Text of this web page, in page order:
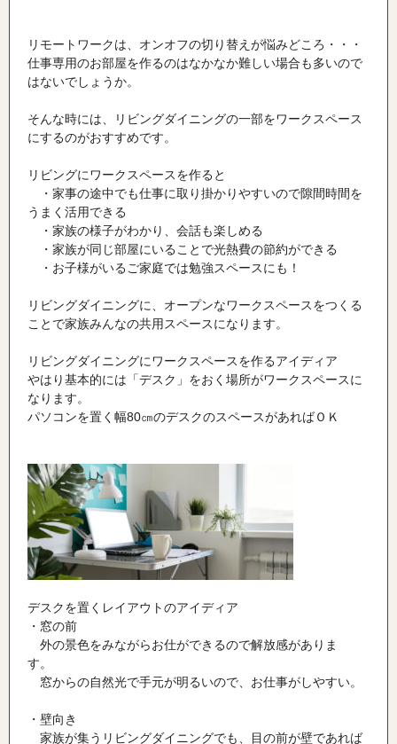
リモートワークは、オンオフの切り替えが悩みどころ・・・
仕事専用のお部屋を作るのはなかなか難しい場合も多いので
はないでしょうか。
そんな時には、リビングダイニングの一部をワークスペース
にするのがおすすめです。
リビングにワークスペースを作ると
・家事の途中でも仕事に取り掛かりやすいので隙間時間を
うまく活用できる
・家族の様子がわかり、会話も楽しめる
・家族が同じ部屋にいることで光熱費の節約ができる
・お子様がいるご家庭では勉強スペースにも！
リビングダイニングに、オープンなワークスペースをつくる
ことで家族みんなの共用スペースになります。
リビングダイニングにワークスペースを作るアイディア
やはり基本的には「デスク」をおく場所がワークスペースに
なります。
パソコンを置く幅80㎝のデスクのスペースがあればＯＫ
デスクを置くレイアウトのアイディア
・窓の前
外の景色をみながらお仕ができるので解放感がありま
す。
窓からの自然光で手元が明るいので、お仕事がしやすい。
・壁向き
家族が集うリビングダイニングでも、目の前が壁であれば